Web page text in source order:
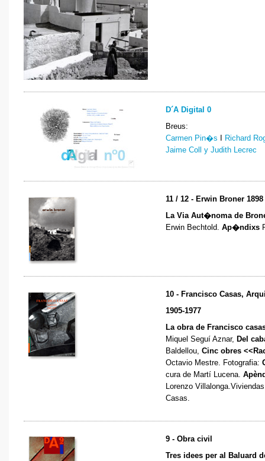
D´A Digital 0
Breus:
Carmen Pin�s
Richard
Jaime Coll y Judith Lecrec
11 / 12 - Erwin Broner 1898
La Via Aut�noma de
Erwin Bechtold. Ap�ndixs
10 - Francisco Casas,
1905-1977
La obra de Francisco
Miquel Seguí Aznar, Del
Baldellou, Cinc obres
Octavio Mestre. Fotografia:
cura de Martí Lucena.
Lorenzo
Casas.
9 - Obra civil
Tres idees per al Baluard